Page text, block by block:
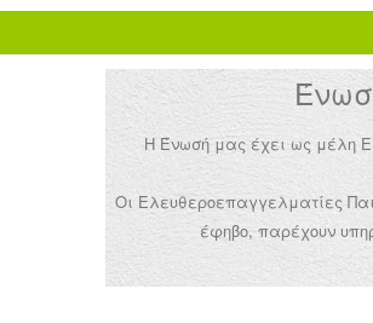
Η Ένωσή μας έχει ως μέλη
Οι Ελευθεροεπαγγελματίες
έφηβο, παρέχουν